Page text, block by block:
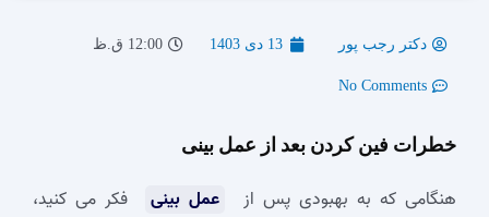
دکتر رجب پور 13 دی 1403 12:00 ق.ظ
No Comments
خطرات فین کردن بعد از عمل بینی
هنگامی که به بهبودی پس از عمل بینی
فکر می کنید،